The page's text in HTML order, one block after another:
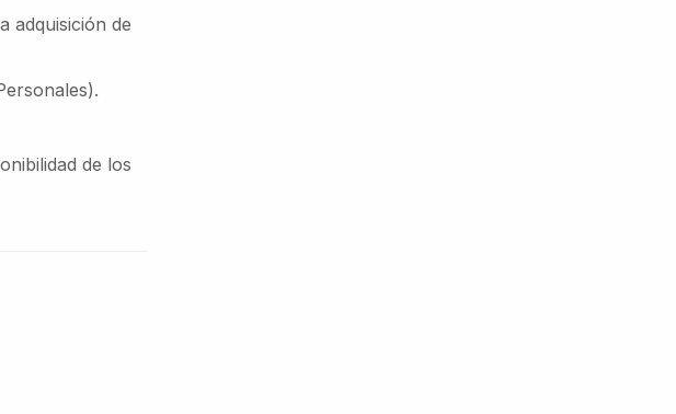
adquisición de
de los